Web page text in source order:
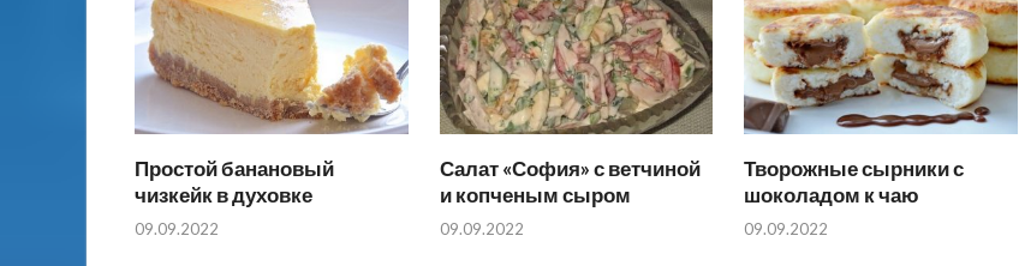
Простой банановый
чизкейк в духовке
09.09.2022
Салат «София» с ветчиной
и копченым сыром
09.09.2022
Творожные сырники с
шоколадом к чаю
09.09.2022